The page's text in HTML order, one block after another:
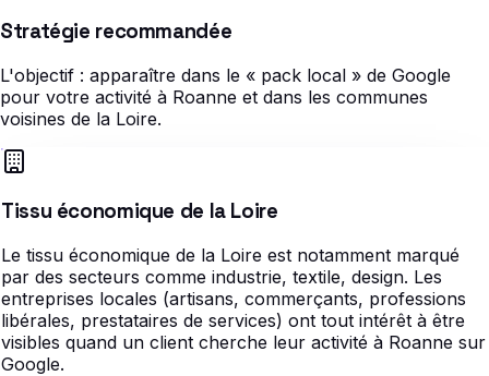
Stratégie recommandée
L'objectif : apparaître dans le « pack local » de Google
pour votre activité à Roanne et dans les communes
voisines de la Loire.
Tissu économique de la Loire
Le tissu économique de la Loire est notamment marqué
par des secteurs comme industrie, textile, design. Les
entreprises locales (artisans, commerçants, professions
libérales, prestataires de services) ont tout intérêt à être
visibles quand un client cherche leur activité à Roanne sur
Google.